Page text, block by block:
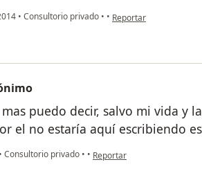
• Consultorio privado • • en opinión del usuario
Reportar
puedo decir, salvo mi vida y
el no estaría aquí escribiendo
• Consultorio privado • • en opinión del usuario
Reportar